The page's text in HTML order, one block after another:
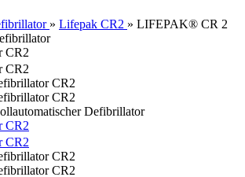
» Lifepak CR2 » LIFEPAK® CR 2
Defibrillator